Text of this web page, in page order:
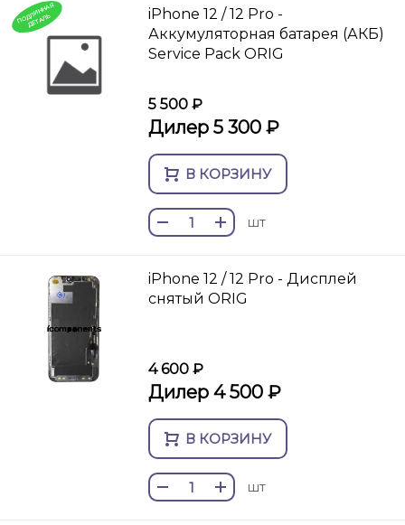
П
О
Д
Л
И
Н
Н
А
Я
ДЕТ
А
ЛЬ
iPhone 12 / 12 Pro -
Аккумуляторная батарея (АКБ)
Service Pack ORIG
5 500 ₽
Дилер 5 300 ₽
В КОРЗИНУ
шт
iPhone 12 / 12 Pro - Дисплей
снятый ORIG
4 600 ₽
Дилер 4 500 ₽
В КОРЗИНУ
шт